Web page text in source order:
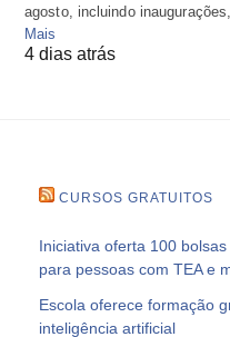
agosto, incluindo
Mais
4 dias atrás
CURSOS GRATUITOS
Iniciativa oferta 100
para pessoas com TEA e
Escola oferece formação
inteligência artificial